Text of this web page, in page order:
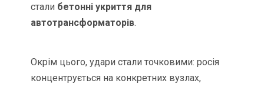
стали бетонні укриття для
автотрансформаторів.
Окрім цього, удари стали точковими: росія
концентрується на конкретних вузлах,